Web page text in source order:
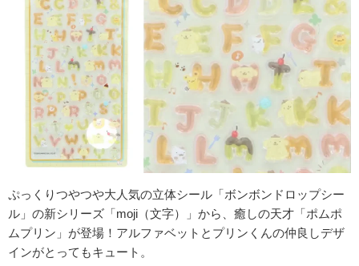
ぷっくりつやつや大人気の立体シール「ボンボンドロップシー
ル」の新シリーズ「moji（文字）」から、癒しの天才「ポムポ
ムプリン」が登場！アルファベットとプリンくんの仲良しデザ
インがとってもキュート。